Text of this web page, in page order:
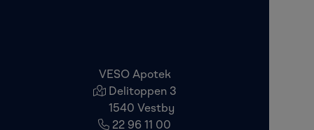
VESO Apotek
Delitoppen 3
1540 Vestby
22 96 11 00